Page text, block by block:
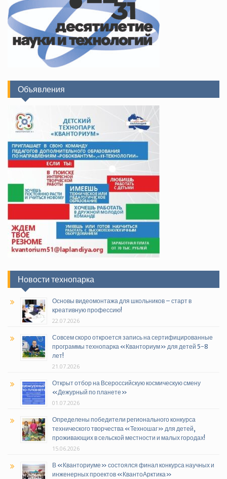
Объявления
Новости технопарка
Основы видеомонтажа для школьников – старт в
креативную профессию!
22.07.2026
Совсем скоро откроется запись на сертифицированные
программы технопарка «Кванториум» для детей 5-8
лет!
21.07.2026
Открыт отбор на Всероссийскую космическую смену
«Дежурный по планете»
01.07.2026
Определены победители регионального конкурса
технического творчества «Техношаг» для детей,
проживающих в сельской местности и малых городах!
15.06.2026
В «Кванториуме» состоялся финал конкурса научных и
инженерных проектов «КвантоАрктика»